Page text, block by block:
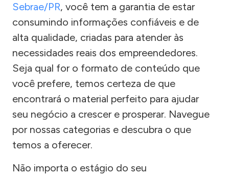
Sebrae/PR, você tem a garantia de estar
consumindo informações confiáveis e de
alta qualidade, criadas para atender às
necessidades reais dos empreendedores.
Seja qual for o formato de conteúdo que
você prefere, temos certeza de que
encontrará o material perfeito para ajudar
seu negócio a crescer e prosperar. Navegue
por nossas categorias e descubra o que
temos a oferecer.
Não importa o estágio do seu